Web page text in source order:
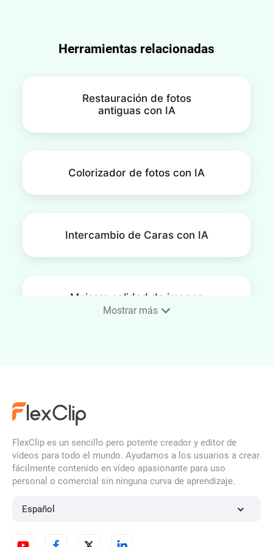
Herramientas relacionadas
Restauración de fotos
antiguas con IA
Colorizador de fotos con IA
Intercambio de Caras con IA
Mejorar calidad de imagen
con IA
Mostrar más
FlexClip es un sencillo pero potente creador y editor de
vídeos para todo el mundo. Ayudamos a los usuarios a crear
fácilmente contenido en vídeo apasionante para uso
personal o comercial sin ninguna curva de aprendizaje.
Español